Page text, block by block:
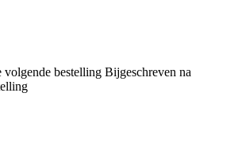
volgende bestelling Bijgeschreven na